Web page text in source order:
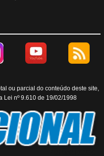
ou parcial do conteúdo deste site,
Lei nº 9.610 de 19/02/1998